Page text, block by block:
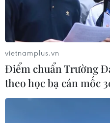
vietnamplus.vn
Điểm chuẩn Trường
theo học bạ cán mốc